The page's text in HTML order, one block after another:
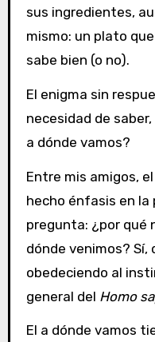
sus ingredientes,
mismo: un plato
sabe bien (o no).
El enigma sin
necesidad de
a dónde vamos?
Entre mis amigos,
hecho énfasis en la
pregunta: ¿por qué
dónde venimos? Sí,
obedeciendo al
general del Homo
El a dónde vamos